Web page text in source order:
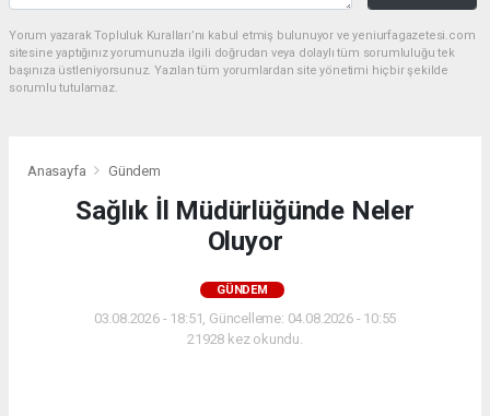
Yorum yazarak Topluluk Kuralları’nı kabul etmiş bulunuyor ve yeniurfagazetesi.com
sitesine yaptığınız yorumunuzla ilgili doğrudan veya dolaylı tüm sorumluluğu tek
başınıza üstleniyorsunuz. Yazılan tüm yorumlardan site yönetimi hiçbir şekilde
sorumlu tutulamaz.
Anasayfa Gündem
Sağlık İl Müdürlüğünde Neler
Oluyor
GÜNDEM
03.08.2026 - 18:51, Güncelleme: 04.08.2026 - 10:55
21928 kez okundu.